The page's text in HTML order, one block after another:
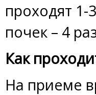
проходят 1-
почек – 4
Как
На приеме